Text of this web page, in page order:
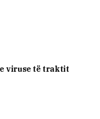
viruse të traktit